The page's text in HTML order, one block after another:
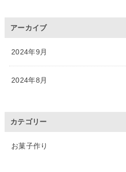
アーカイブ
2024年9月
2024年8月
カテゴリー
お菓子作り